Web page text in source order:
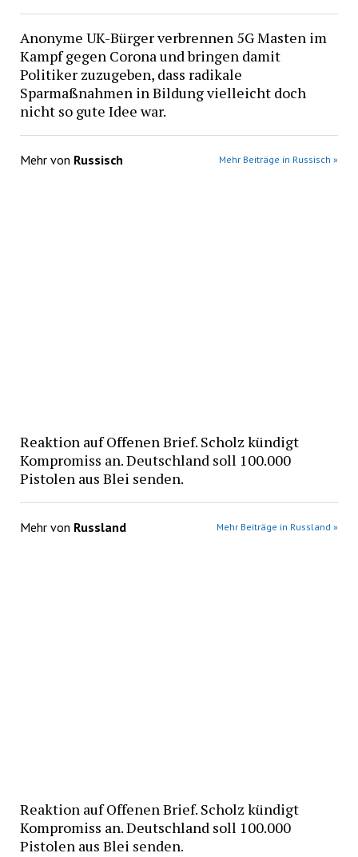
Anonyme UK-Bürger verbrennen 5G Masten im
Kampf gegen Corona und bringen damit
Politiker zuzugeben, dass radikale
Sparmaßnahmen in Bildung vielleicht doch
nicht so gute Idee war.
Mehr von Russisch Mehr Beiträge in Russisch »
Reaktion auf Offenen Brief. Scholz kündigt
Kompromiss an. Deutschland soll 100.000
Pistolen aus Blei senden.
Mehr von Russland Mehr Beiträge in Russland »
Reaktion auf Offenen Brief. Scholz kündigt
Kompromiss an. Deutschland soll 100.000
Pistolen aus Blei senden.